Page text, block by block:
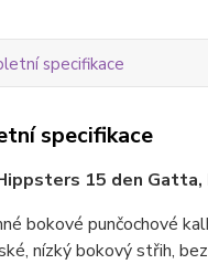
specifikace
specifikace
15 den
bokové punčochové
nízký bokový střih,